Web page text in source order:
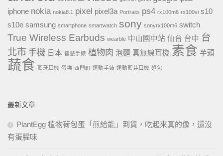
iphone nokia nokia8.1 pixel pixel3a Portraits ps4 rx100m6 rx100vi s10
s10e samsung smartphone smartwatch sony sonyrx100m6 switch
True Wireless Earbuds wearble 中山國中站 仙台 台中 台
北市 手機 日本 智慧手錶 植物肉 泡麵 真無線耳機 素食 芋頭
蔬食 藍牙耳機 蛋糕 西門町 運動手錶 運動藍芽耳機 麵包
最新文章
PlantEgg 植物荷包蛋「煎給能」到貨，吃起來真的像，還沒
有蛋腥味